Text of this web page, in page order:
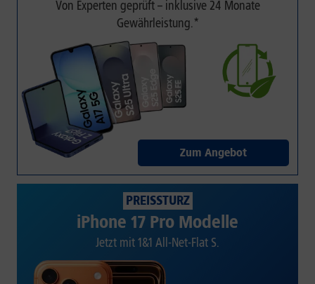
Von Experten geprüft – inklusive 24 Monate
Gewährleistung.*
Zum Angebot
PREISSTURZ
iPhone 17 Pro Modelle
Jetzt mit 1&1 All-Net-Flat S.